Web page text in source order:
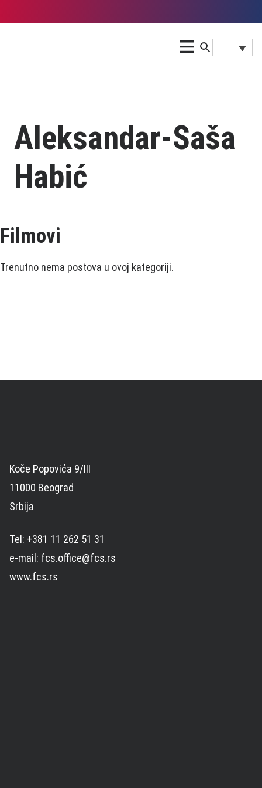
Aleksandar-Saša
Habić
Filmovi
Trenutno nema postova u ovoj kategoriji.
Koče Popovića 9/III
11000 Beograd
Srbija
Tel: +381 11 262 51 31
e-mail: fcs.office@fcs.rs
www.fcs.rs